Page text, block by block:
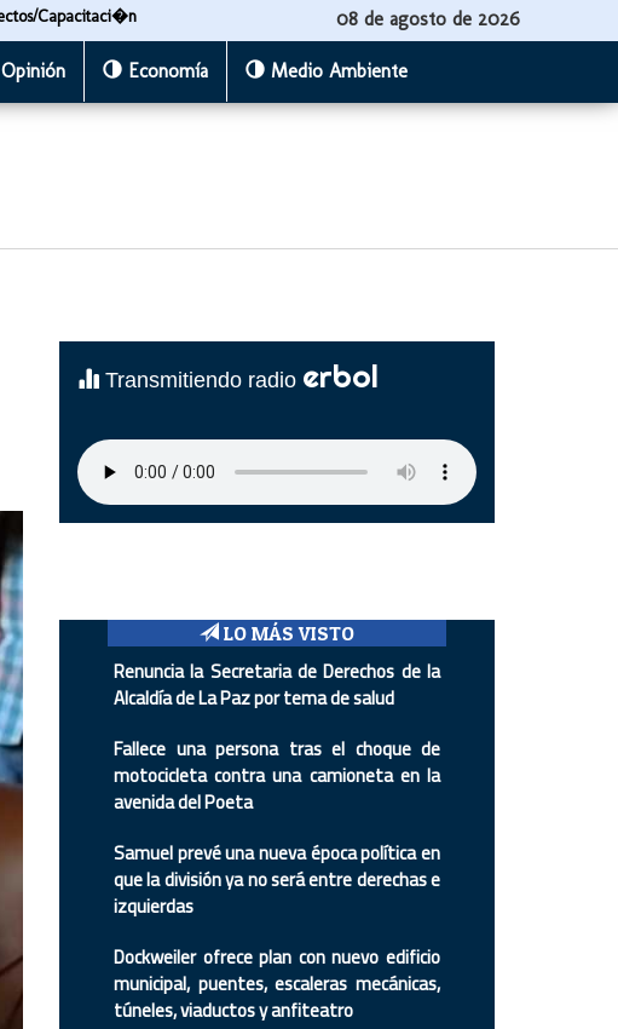
Capacitaci�n 08 de agosto de 2026
Opinión Economía Medio Ambiente
Transmitiendo radio erbol
LO MÁS VISTO
Renuncia la Secretaria de Derechos de la
Alcaldía de La Paz por tema de salud
Fallece una persona tras el choque de
motocicleta contra una camioneta en la
avenida del Poeta
Samuel prevé una nueva época política en
que la división ya no será entre derechas e
izquierdas
Dockweiler ofrece plan con nuevo edificio
municipal, puentes, escaleras mecánicas,
túneles, viaductos y anfiteatro